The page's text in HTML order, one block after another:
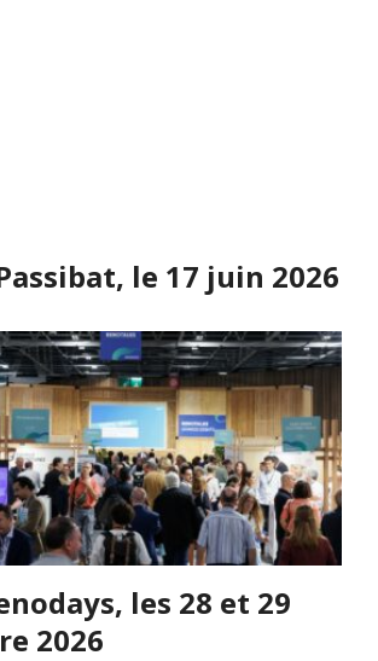
le 17 juin 2026
les 28 et 29
2026